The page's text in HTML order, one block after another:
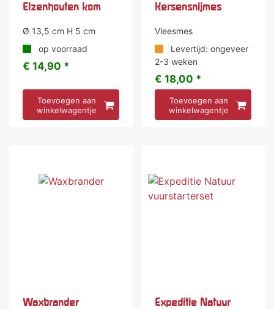
Elzenhouten kom
Ø 13,5 cm H 5 cm
op voorraad
€ 14,90 *
Toevoegen aan
winkelwagentje
Kersensnijmes
Vleesmes
Levertijd: ongeveer
2-3 weken
€ 18,00 *
Toevoegen aan
winkelwagentje
Waxbrander
Expeditie Natuur